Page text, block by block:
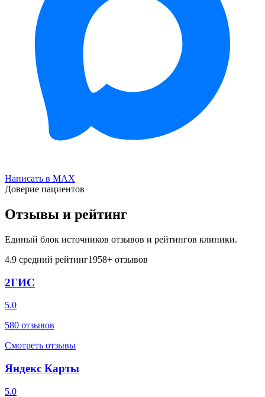
Написать в MAX
Доверие пациентов
Отзывы и рейтинг
Единый блок источников отзывов и рейтингов клиники.
4.9 средний рейтинг1958+ отзывов
2ГИС
5.0
580 отзывов
Смотреть отзывы
Яндекс Карты
5.0